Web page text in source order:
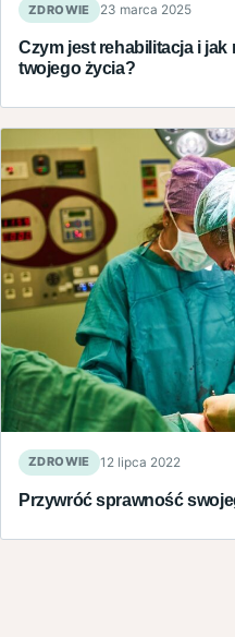
ZDROWIE 23 marca 2025
Czym jest rehabilitacja i
twojego życia?
ZDROWIE 12 lipca 2022
Przywróć sprawność